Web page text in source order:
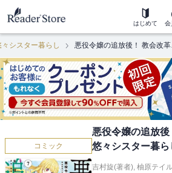
はじめて 会
シスター暮らし 悪役令嬢の追放後！ 教会改
コミック
悪役令嬢の追放
悠々シスター暮ら
吉村旋(著者), 柚原テイ